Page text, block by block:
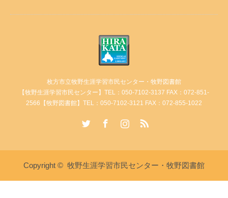
枚方市立牧野生涯学習市民センター・牧野図書館
【牧野生涯学習市民センター】TEL：050-7102-3137 FAX：072-851-
2566【牧野図書館】TEL：050-7102-3121 FAX：072-855-1022
Copyright © 牧野生涯学習市民センター・牧野図書館